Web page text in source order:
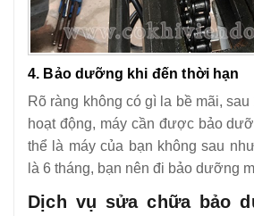
4. Bảo dưỡng khi đến thời hạn
Rõ ràng không có gì la bề mãi,
hoạt động, máy cần được bảo
thể là máy của bạn không sau
là 6 tháng, bạn nên đi bảo dưỡng
Dịch vụ sửa chữa bảo